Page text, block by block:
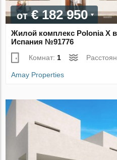
от€ 182 950
Жилой комплекс Polonia X
Испания №91776
Комнат: 1
Amay Properties